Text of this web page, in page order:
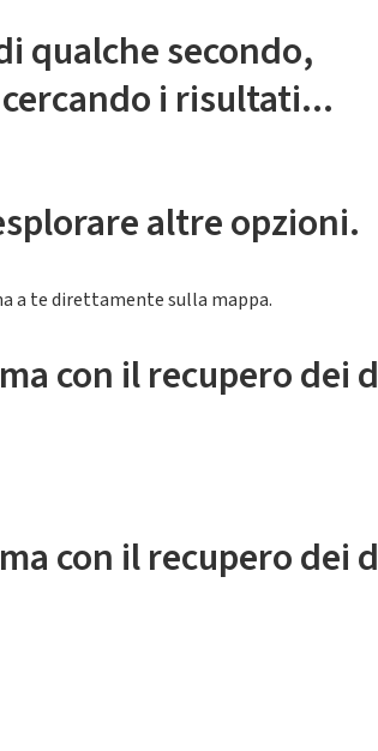
qualche secondo,
i risultati...
altre opzioni.
a te direttamente sulla mappa.
con il recupero dei
con il recupero dei